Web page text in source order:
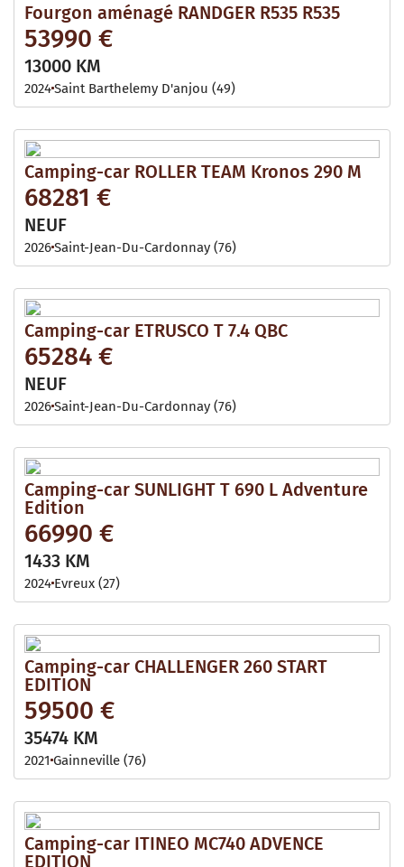
Fourgon aménagé RANDGER R535 R535
53990 €
13000 KM
2024Saint Barthelemy D'anjou (49)
Camping-car ROLLER TEAM Kronos 290 M
68281 €
NEUF
2026Saint-Jean-Du-Cardonnay (76)
Camping-car ETRUSCO T 7.4 QBC
65284 €
NEUF
2026Saint-Jean-Du-Cardonnay (76)
Camping-car SUNLIGHT T 690 L Adventure
Edition
66990 €
1433 KM
2024 Evreux (27)
Camping-car CHALLENGER 260 START
EDITION
59500 €
35474 KM
2021 Gainneville (76)
Camping-car ITINEO MC740 ADVENCE
EDITION